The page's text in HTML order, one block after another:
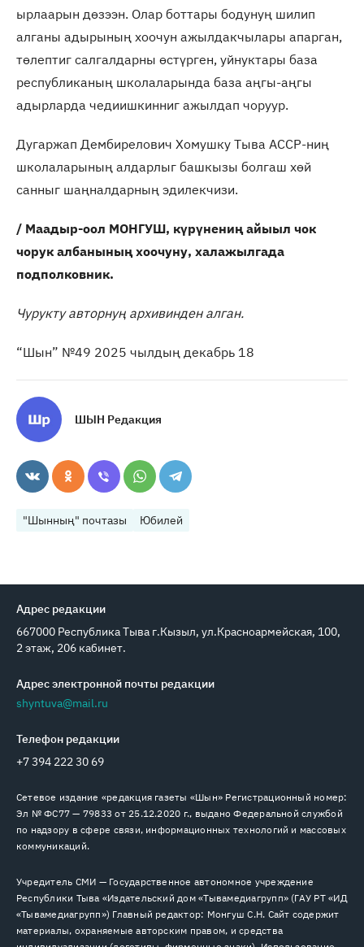
ырлаарын дөзээн. Олар боттары бодунуң шилип
алганы адырының хоочун ажылдакчылары апарган,
төлептиг салгалдарны өстүрген, уйнуктары база
республиканың школаларында база аңгы-аңгы
адырларда чедиишкинниг ажылдап чоруур.
Дугаржап Дембирелович Хомушку Тыва АССР-ниң
школаларының алдарлыг башкызы болгаш хөй
санныг шаңналдарның эдилекчизи.
/ Маадыр-оол МОНГУШ, күрүнениң айыыл чок
чорук албанының хоочуну, халажылгада
подполковник.
Чурукту авторнуң архивинден алган.
“Шын” №49 2025 чылдың декабрь 18
ШЫН Редакция
"Шынның" почтазы Юбилей
Адрес редакции
667000 Республика Тыва г.Кызыл, ул.Красноармейская, 100,
2 этаж, 206 кабинет.
Адрес электронной почты редакции
shyntuva@mail.ru
Телефон редакции
+7 394 222 30 69
Сетевое издание «редакция газеты «Шын» Регистрационный номер:
Эл № ФС77 — 79833 от 25.12.2020 г., выдано Федеральной службой
по надзору в сфере связи, информационных технологий и массовых
коммуникаций.
Учредитель СМИ — Государственное автономное учреждение
Республики Тыва «Издательский дом «Тывамедиагрупп» (ГАУ РТ «ИД
«Тывамедиагрупп») Главный редактор: Монгуш С.Н. Сайт содержит
материалы, охраняемые авторским правом, и средства